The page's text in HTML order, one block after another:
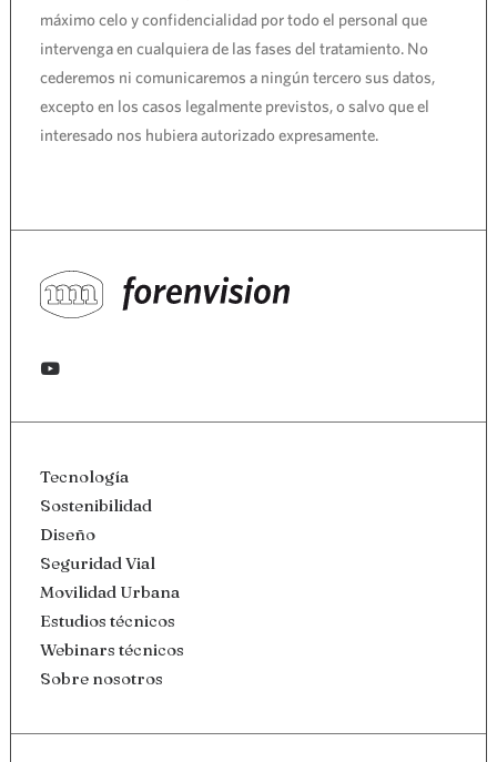
máximo celo y confidencialidad por todo el personal que
intervenga en cualquiera de las fases del tratamiento. No
cederemos ni comunicaremos a ningún tercero sus datos,
excepto en los casos legalmente previstos, o salvo que el
interesado nos hubiera autorizado expresamente.
Tecnología
Sostenibilidad
Diseño
Seguridad Vial
Movilidad Urbana
Estudios técnicos
Webinars técnicos
Sobre nosotros